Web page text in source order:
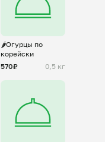
🌶️Огурцы по
корейски
570₽
0,5 кг